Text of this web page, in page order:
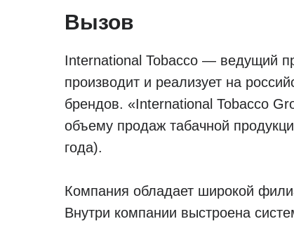
Вызов
International Tobacco — ведущий
производит и реализует на
брендов. «International Tobacco
объему продаж табачной
года).
Компания обладает широкой
Внутри компании выстроена